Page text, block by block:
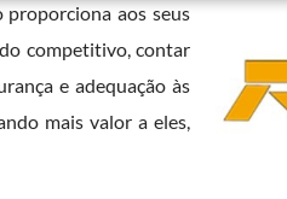
proporciona aos seus
competitivo, contar
e adequação às
mais valor a eles,